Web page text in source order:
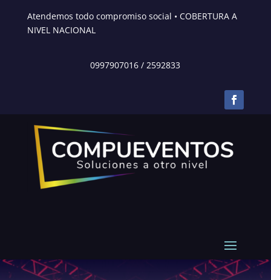
Atendemos todo compromiso social • COBERTURA A
NIVEL NACIONAL
0997907016 /2592833